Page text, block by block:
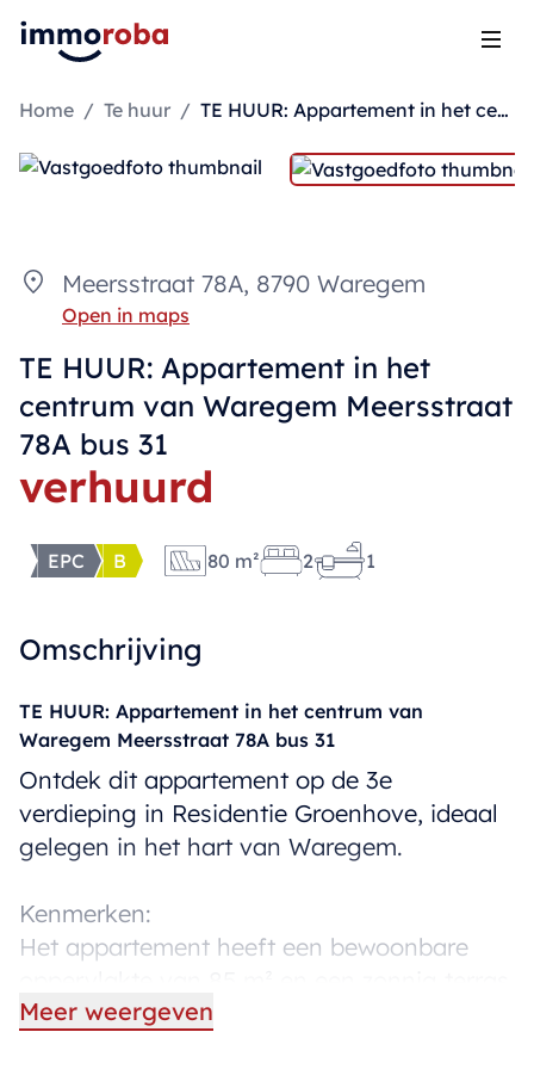
Home / Te huur / TE HUUR: Appartement in het centrum van Waregem Meersstraat 78A bus 31
Meersstraat 78A, 8790 Waregem
Open in maps
TE HUUR: Appartement in het
centrum van Waregem Meersstraat
78A bus 31
verhuurd
EPC B 80 m² 2 1
Omschrijving
TE HUUR: Appartement in het centrum van
Waregem Meersstraat 78A bus 31
Ontdek dit appartement op de 3e
verdieping in Residentie Groenhove, ideaal
gelegen in het hart van Waregem.
Kenmerken:
Het appartement heeft een bewoonbare
van 12 m². Het beschikt over 2 slaapkamers,
Meer weergeven